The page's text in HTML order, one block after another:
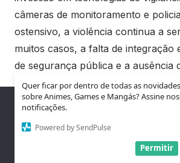
Quer ficar por dentro de todas as novidades
sobre Animes, Games e Mangás? Assine
notificações.
Powered by SendPulse
Permitir
câmeras de monitoramento e
ostensivo, a violência continua a
muitos casos, a falta de integração
de segurança pública e a ausência
sociais de longo prazo impedem
eficazes sejam implementadas.
Programas que visam reduzir a
e melhorar a qualidade de vida em
Nós utilizamos cookies para garantir que
experiência em nosso site. Se você
assumimos que você está
Entendi!